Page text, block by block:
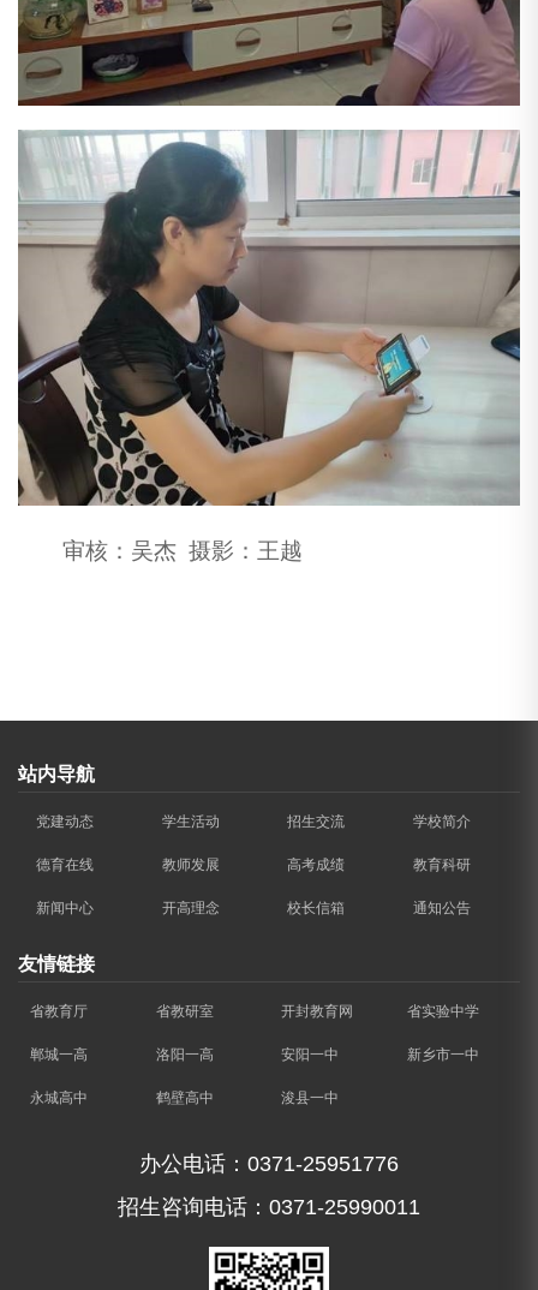
审核：吴杰 摄影：王越
站内导航
党建动态 学生活动 招生交流 学校简介
德育在线 教师发展 高考成绩 教育科研
新闻中心 开高理念 校长信箱 通知公告
友情链接
省教育厅 省教研室 开封教育网 省实验中学
郸城一高 洛阳一高 安阳一中 新乡市一中
永城高中 鹤壁高中 浚县一中
办公电话：0371-25951776
招生咨询电话：0371-25990011